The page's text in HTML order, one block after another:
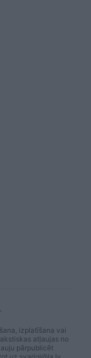
izplatīšana vai
atļaujas no
pārpublicēt